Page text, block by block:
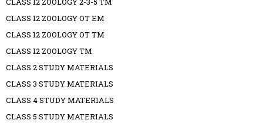
CLASS 12 ZOOLOGY OT EM
CLASS 12 ZOOLOGY OT TM
CLASS 12 ZOOLOGY TM
CLASS 2 STUDY MATERIALS
CLASS 3 STUDY MATERIALS
CLASS 4 STUDY MATERIALS
CLASS 5 STUDY MATERIALS